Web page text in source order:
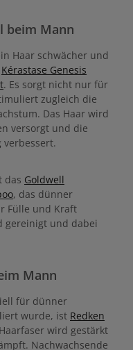
beim Mann
Haar schwächer und
Kérastase Genesis
. Es sorgt nicht nur für
zugleich die
Das Haar wird
versorgt und die
das Goldwell
, das dünner
Fülle und Kraft
gereinigt und dabei
Mann
für dünner
wurde, ist Redken
wird gestärkt
Nachwachsende